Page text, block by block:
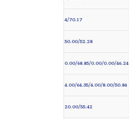
4/70.17
50.00/52.28
0.00/68.85/0.00/0.00/46.24
4.00/64.35/4.00/8.00/50.84
20.00/55.42